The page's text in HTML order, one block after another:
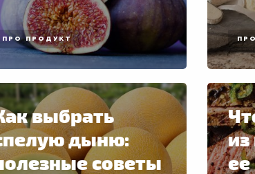
ПРО ПРОДУКТ
выбрать
дыню:
советы
из
ее